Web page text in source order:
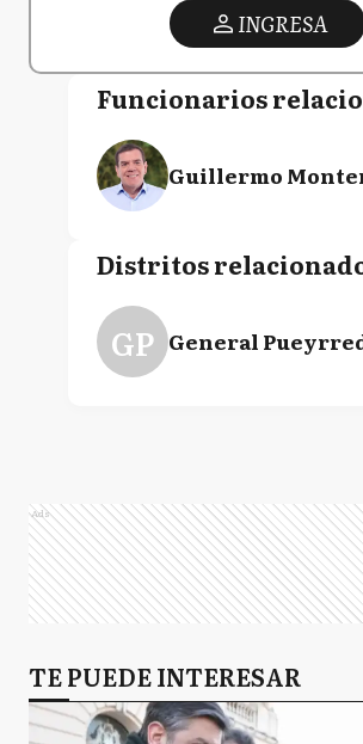
INGRESA
Funcionarios
Guillermo
Distritos
GP General
Ads
TE PUEDE INTERESAR